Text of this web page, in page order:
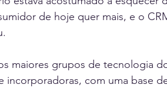
de hoje quer mais, e o
maiores grupos de tecnologia
incorporadoras, com uma base